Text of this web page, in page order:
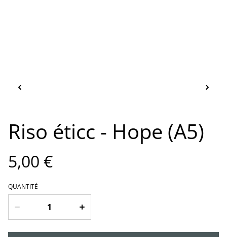
Riso éticc - Hope (A5)
5,00 €
QUANTITÉ